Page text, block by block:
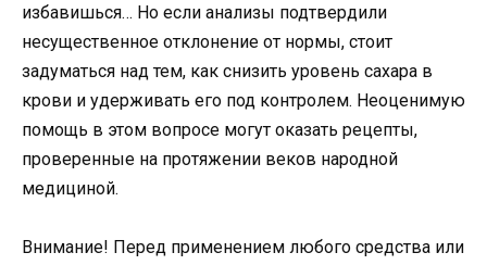
избавишься… Но если анализы подтвердили
несущественное отклонение от нормы, стоит
задуматься над тем, как cнизить уровень сахара в
крови и удерживать его под контролем. Неоцeнимую
помощь в этом вопросе могут оказать рецепты,
проверенные на протяжении веков народной
медициной.
Внимание! Перед применением любого средства или